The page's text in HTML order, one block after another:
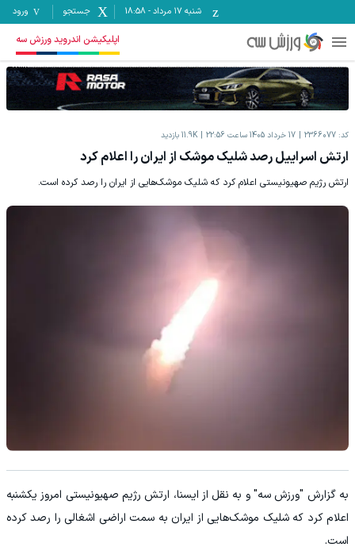
شنبه ۱۷ مرداد -
18:58 جستجو ورود
اپلیکیشن اندروید ورزش سه
کد: 2366077 17 خرداد 1405 ساعت 22:56 11.9K بازدید
ارتش اسراییل رصد شلیک موشک از ایران را اعلام کرد
ارتش رژیم صهیونیستی اعلام کرد که شلیک موشک‌هایی از ایران را رصد کرده است.
به گزارش "ورزش سه" و به نقل از ایسنا، ارتش رژیم صهیونیستی امروز یکشنبه
اعلام کرد که شلیک موشک‌هایی از ایران به سمت اراضی اشغالی را رصد کرده
است.